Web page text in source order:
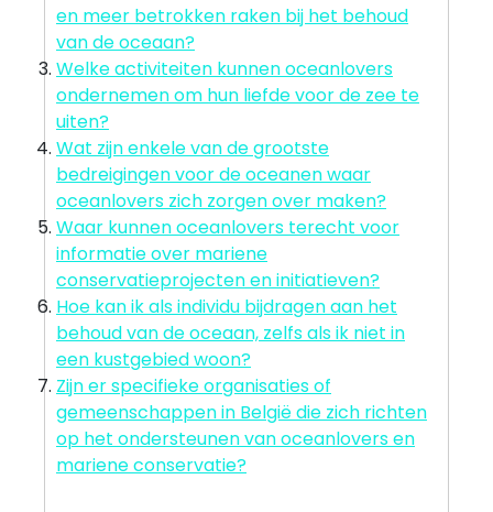
en meer betrokken raken bij het behoud
van de oceaan?
Welke activiteiten kunnen oceanlovers
ondernemen om hun liefde voor de zee te
uiten?
Wat zijn enkele van de grootste
bedreigingen voor de oceanen waar
oceanlovers zich zorgen over maken?
Waar kunnen oceanlovers terecht voor
informatie over mariene
conservatieprojecten en initiatieven?
Hoe kan ik als individu bijdragen aan het
behoud van de oceaan, zelfs als ik niet in
een kustgebied woon?
Zijn er specifieke organisaties of
gemeenschappen in België die zich richten
op het ondersteunen van oceanlovers en
mariene conservatie?